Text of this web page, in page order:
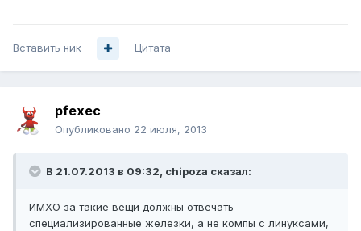
Вставить ник Цитата
pfexec
Опубликовано 22 июля, 2013
В 21.07.2013 в 09:32, chipoza сказал:
ИМХО за такие вещи должны отвечать
специализированные железки, а не компы с линуксами,